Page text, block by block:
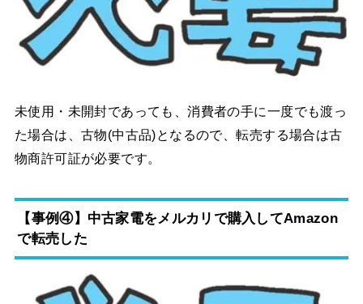
未使用・未開封であっても、消費者の手に一度でも渡っ
た場合は、古物(中古品)となるので、転売する場合は古
物商許可証が必要です。
【事例④】中古家電をメルカリで購入してAmazon
で転売した